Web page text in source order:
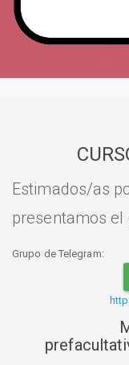
Estimados/as
presentamos
Grupo de Telegram: